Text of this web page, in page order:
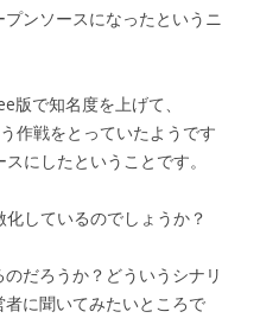
ンソースになったというニ
版で知名度を上げて、
作戦をとっていたようです
にしたということです。
しているのでしょうか？
だろうか？どういうシナリ
に聞いてみたいところで